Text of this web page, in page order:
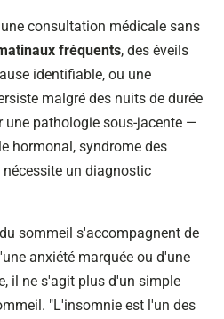
consultation médicale sans
fréquents, des éveils
identifiable, ou une
malgré des nuits de durée
une pathologie sous-jacente —
hormonal, syndrome des
un diagnostic
sommeil s'accompagnent de
anxiété marquée ou d'une
il ne s'agit plus d'un simple
"L'insomnie est l'un des